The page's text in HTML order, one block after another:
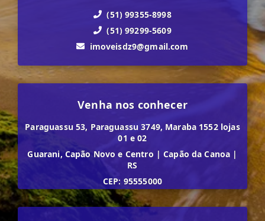
(51) 99355-8998
(51) 99299-5609
imoveisdz9@gmail.com
Venha nos conhecer
Paraguassu 53, Paraguassu 3749, Maraba 1552 lojas
01 e 02
Guarani, Capão Novo e Centro | Capão da Canoa |
RS
CEP: 95555000